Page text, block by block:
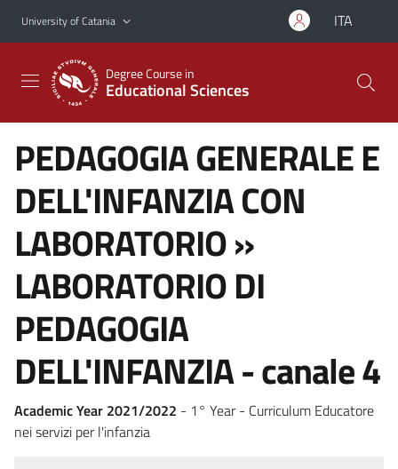
Go to main content
Go to navigation menu
University of Catania ITA
Degree Course in
Educational Sciences
PEDAGOGIA GENERALE E
DELL'INFANZIA CON
LABORATORIO »
LABORATORIO DI
PEDAGOGIA
DELL'INFANZIA - canale 4
Academic Year 2021/2022 - 1° Year - Curriculum Educatore
nei servizi per l'infanzia